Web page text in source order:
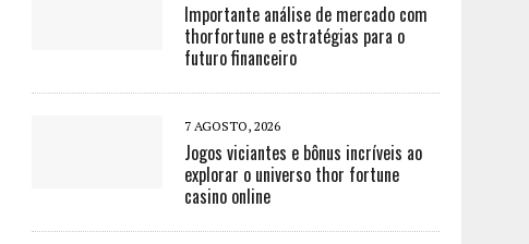
Importante análise de mercado com
thorfortune e estratégias para o
futuro financeiro
7 AGOSTO, 2026
Jogos viciantes e bônus incríveis ao
explorar o universo thor fortune
casino online